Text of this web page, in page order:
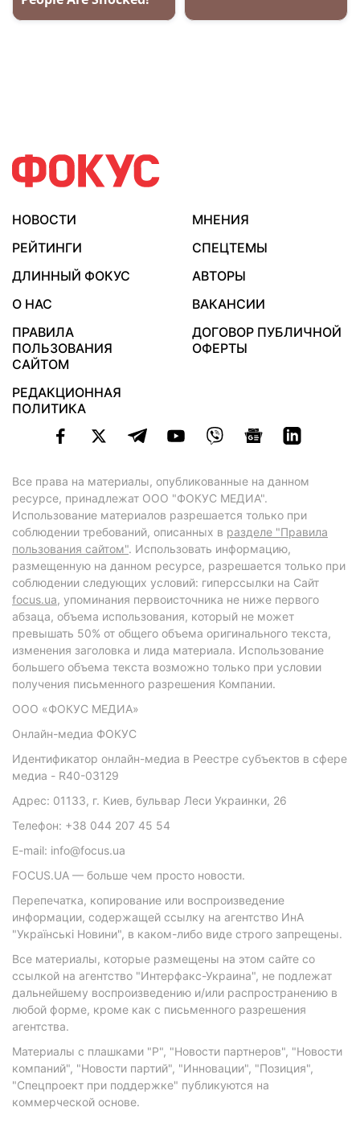
НОВОСТИ
МНЕНИЯ
РЕЙТИНГИ
СПЕЦТЕМЫ
ДЛИННЫЙ ФОКУС
АВТОРЫ
О НАС
ВАКАНСИИ
ПРАВИЛА
ПОЛЬЗОВАНИЯ
САЙТОМ
ДОГОВОР ПУБЛИЧНОЙ
ОФЕРТЫ
РЕДАКЦИОННАЯ
ПОЛИТИКА
Все права на материалы, опубликованные на данном
ресурсе, принадлежат ООО "ФОКУС МЕДИА".
Использование материалов разрешается только при
соблюдении требований, описанных в разделе "Правила
пользования сайтом". Использовать информацию,
размещенную на данном ресурсе, разрешается только при
соблюдении следующих условий: гиперссылки на Сайт
focus.ua, упоминания первоисточника не ниже первого
абзаца, объема использования, который не может
превышать 50% от общего объема оригинального текста,
изменения заголовка и лида материала. Использование
большего объема текста возможно только при условии
получения письменного разрешения Компании.
ООО «ФОКУС МЕДИА»
Онлайн-медиа ФОКУС
Идентификатор онлайн-медиа в Реестре субъектов в сфере
медиа - R40-03129
Адрес: 01133, г. Киев, бульвар Леси Украинки, 26
Телефон: +38 044 207 45 54
E-mail: info@focus.ua
FOCUS.UA — больше чем просто новости.
Перепечатка, копирование или воспроизведение
информации, содержащей ссылку на агентство ИнА
"Українські Новини", в каком-либо виде строго запрещены.
Все материалы, которые размещены на этом сайте со
ссылкой на агентство "Интерфакс-Украина", не подлежат
дальнейшему воспроизведению и/или распространению в
любой форме, кроме как с письменного разрешения
агентства.
Материалы с плашками "Р", "Новости партнеров", "Новости
компаний", "Новости партий", "Инновации", "Позиция",
"Спецпроект при поддержке" публикуются на
коммерческой основе.